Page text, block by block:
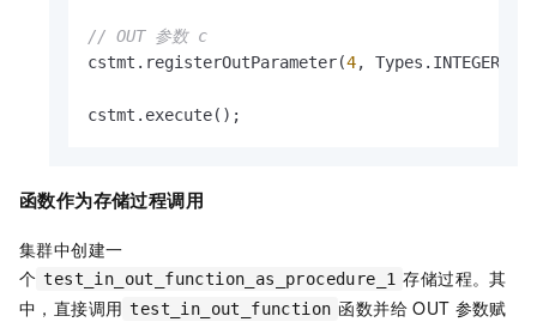
// OUT 参数 c
cstmt.registerOutParameter(4, Types.INTEGER);
cstmt.execute();
函数作为存储过程调用
集群中创建一
个 test_in_out_function_as_procedure_1 存储过程。其
中，直接调用 test_in_out_function 函数并给 OUT 参数赋